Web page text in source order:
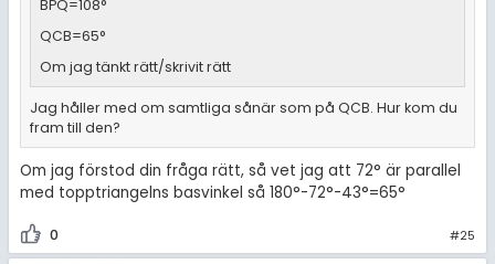
BPQ=108°
QCB=65°
Om jag tänkt rätt/skrivit rätt
Jag håller med om samtliga sånär som på QCB. Hur kom du
fram till den?
Om jag förstod din fråga rätt, så vet jag att 72° är parallel
med topptriangelns basvinkel så 180°-72°-43°=65°
0 #25